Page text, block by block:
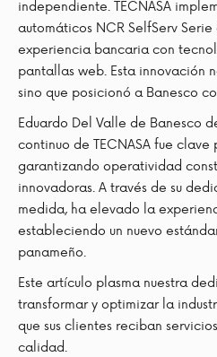
independiente. TECNASA
automáticos NCR SelfServ
experiencia bancaria con
pantallas web. Esta innovación
sino que posicionó a Banesco
Eduardo Del Valle de Banesco
continuo de TECNASA fue
garantizando operatividad
innovadoras. A través de su
medida, ha elevado la
estableciendo un nuevo
panameño.
Este artículo plasma nuestra
transformar y optimizar la
que sus clientes reciban
calidad.